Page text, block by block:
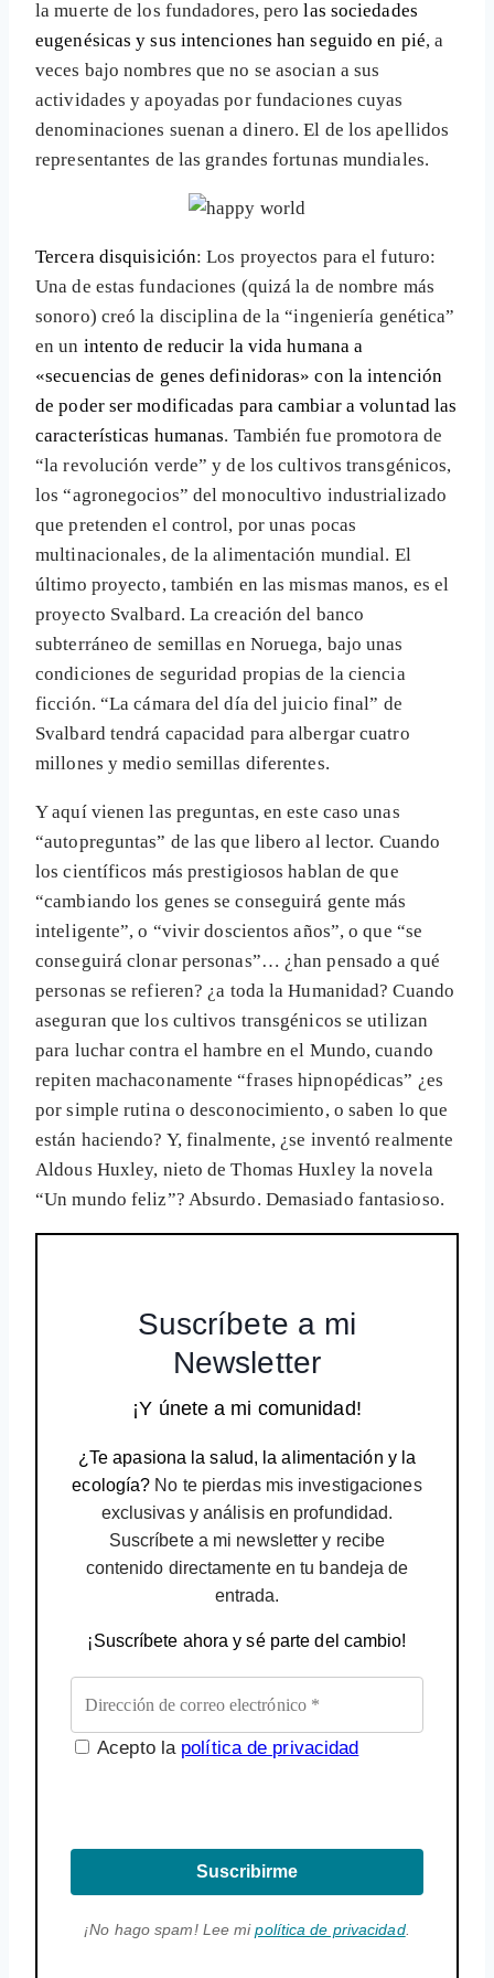
la muerte de los fundadores, perolas sociedades
eugenésicas y sus intenciones han seguido en pié, a
veces bajo nombres que no se asocian a sus
actividades y apoyadas por fundaciones cuyas
denominaciones suenan a dinero. El de los apellidos
representantes de las grandes fortunas mundiales.
Tercera disquisición: Los proyectos para el futuro:
Una de estas fundaciones (quizá la de nombre más
sonoro) creó la disciplina de la “ingeniería genética”
en un intento de reducir la vida humana a
«secuencias de genes definidoras» con la intención
de poder ser modificadas para cambiar a voluntad las
características humanas. También fue promotora de
“la revolución verde” y de los cultivos transgénicos,
los “agronegocios” del monocultivo industrializado
que pretenden el control, por unas pocas
multinacionales, de la alimentación mundial. El
último proyecto, también en las mismas manos, es el
proyecto Svalbard. La creación del banco
subterráneo de semillas en Noruega, bajo unas
condiciones de seguridad propias de la ciencia
ficción. “La cámara del día del juicio final” de
Svalbard tendrá capacidad para albergar cuatro
millones y medio semillas diferentes.
Y aquí vienen las preguntas, en este caso unas
“autopreguntas” de las que libero al lector. Cuando
los científicos más prestigiosos hablan de que
“cambiando los genes se conseguirá gente más
inteligente”, o “vivir doscientos años”, o que “se
conseguirá clonar personas”… ¿han pensado a qué
personas se refieren? ¿a toda la Humanidad? Cuando
aseguran que los cultivos transgénicos se utilizan
para luchar contra el hambre en el Mundo, cuando
repiten machaconamente “frases hipnopédicas” ¿es
por simple rutina o desconocimiento, o saben lo que
están haciendo? Y, finalmente, ¿se inventó realmente
Aldous Huxley, nieto de Thomas Huxley la novela
“Un mundo feliz”? Absurdo. Demasiado fantasioso.
Suscríbete a mi
Newsletter
¡Y únete a mi comunidad!
¿Te apasiona la salud, la alimentación y la
ecología? No te pierdas mis investigaciones
exclusivas y análisis en profundidad.
Suscríbete a mi newsletter y recibe
contenido directamente en tu bandeja de
entrada.
¡Suscríbete ahora y sé parte del cambio!
Acepto la política de privacidad
Suscribirme
¡No hago spam! Lee mipolítica de privacidad.